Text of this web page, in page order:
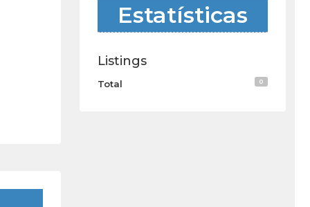
Estatísticas
Listings
Total 0